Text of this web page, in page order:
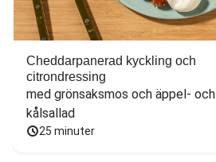
Cheddarpanerad kyckling och
citrondressing
med grönsaksmos och äppel- och
kålsallad
25 minuter